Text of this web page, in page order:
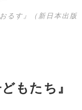
るす』（新日本出版
もたち』